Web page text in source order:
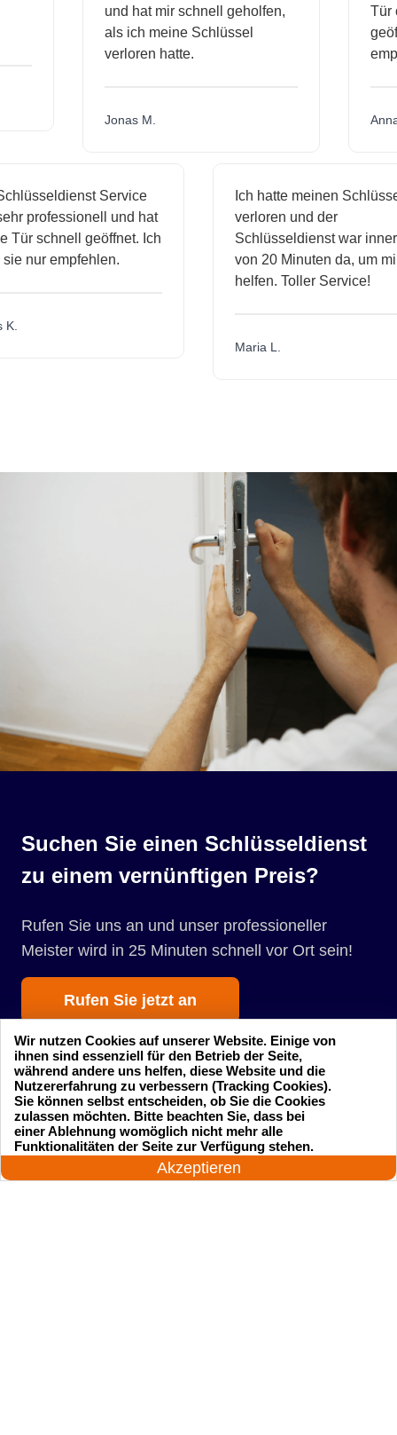
und hat mir schnell geholfen,
als ich meine Schlüssel
verloren hatte.
Jonas M.
Service
professionell und hat
schnell geöffnet. Ich
nur empfehlen.
Ich hatte meinen Schlüssel
verloren und der
Schlüsseldienst war
von 20 Minuten da, um mir
helfen. Toller Service!
Maria L.
Suchen Sie einen Schlüsseldienst
zu einem vernünftigen Preis?
Rufen Sie uns an und unser professioneller
Meister wird in 25 Minuten schnell vor Ort sein!
Rufen Sie jetzt an
Startseite Einsatzgebiete
Preise
24 Stunden am Tag
Akzeptieren
Wir nutzen Cookies auf unserer Website. Einige von
ihnen sind essenziell für den Betrieb der Seite,
während andere uns helfen, diese Website und die
Nutzererfahrung zu verbessern (Tracking Cookies).
Sie können selbst entscheiden, ob Sie die Cookies
zulassen möchten. Bitte beachten Sie, dass bei
einer Ablehnung womöglich nicht mehr alle
Funktionalitäten der Seite zur Verfügung stehen.